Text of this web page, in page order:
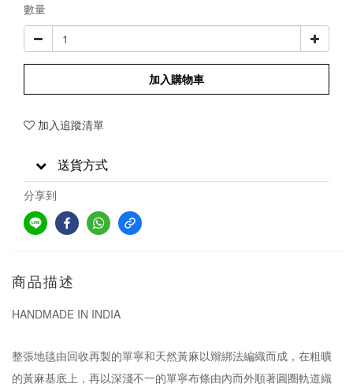
數量
加入購物車
加入追蹤清單
送貨方式
分享到
商品描述
HANDMADE IN INDIA
整張地毯由回收再製的單寧和天然黃麻以辮綁法編織而成，在粗曠
的黃麻基底上，再以深淺不一的單寧布條由內而外順著圓圈軌道織